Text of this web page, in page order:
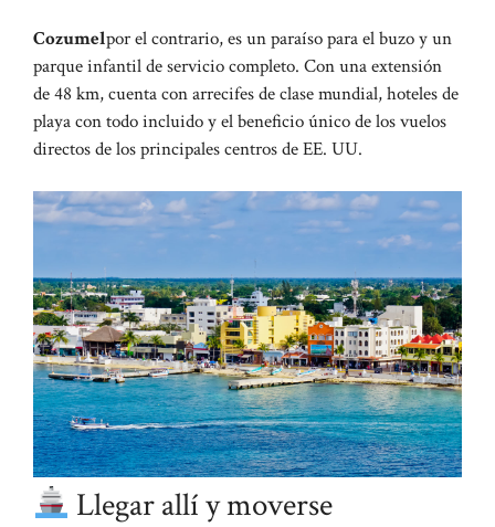
Cozumelpor el contrario, es un paraíso para el buzo y un
parque infantil de servicio completo. Con una extensión
de 48 km, cuenta con arrecifes de clase mundial, hoteles de
playa con todo incluido y el beneficio único de los vuelos
directos de los principales centros de EE. UU.
Llegar allí y moverse